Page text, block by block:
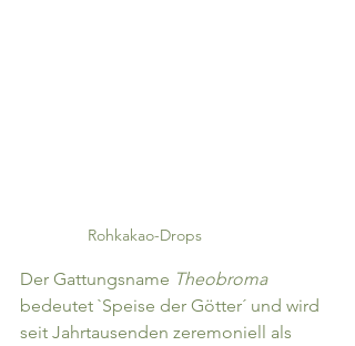
Rohkakao-Drops
Der Gattungsname Theobroma
bedeutet `Speise der Götter´ und wird
seit Jahrtausenden zeremoniell als